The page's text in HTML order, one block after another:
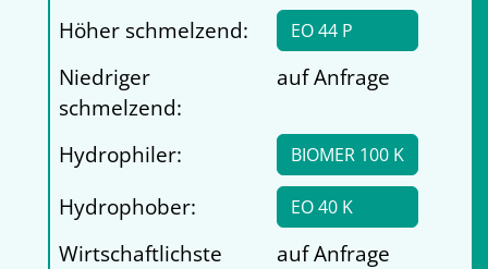
Höher schmelzend: EO 44 P
Niedriger
schmelzend:
auf Anfrage
Hydrophiler: BIOMER 100 K
Hydrophober: EO 40 K
Wirtschaftlichste
auf Anfrage